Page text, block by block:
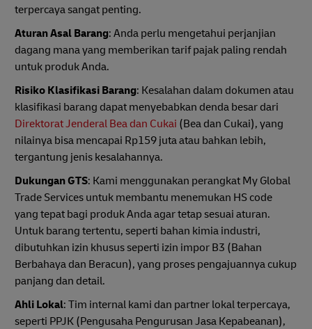
terpercaya sangat penting.
Aturan Asal Barang: Anda perlu mengetahui perjanjian
dagang mana yang memberikan tarif pajak paling rendah
untuk produk Anda.
Risiko Klasifikasi Barang: Kesalahan dalam dokumen atau
klasifikasi barang dapat menyebabkan denda besar dari
Direktorat Jenderal Bea dan Cukai (Bea dan Cukai), yang
nilainya bisa mencapai Rp159 juta atau bahkan lebih,
tergantung jenis kesalahannya.
Dukungan GTS: Kami menggunakan perangkat My Global
Trade Services untuk membantu menemukan HS code
yang tepat bagi produk Anda agar tetap sesuai aturan.
Untuk barang tertentu, seperti bahan kimia industri,
dibutuhkan izin khusus seperti izin impor B3 (Bahan
Berbahaya dan Beracun), yang proses pengajuannya cukup
panjang dan detail.
Ahli Lokal: Tim internal kami dan partner lokal terpercaya,
seperti PPJK (Pengusaha Pengurusan Jasa Kepabeanan),